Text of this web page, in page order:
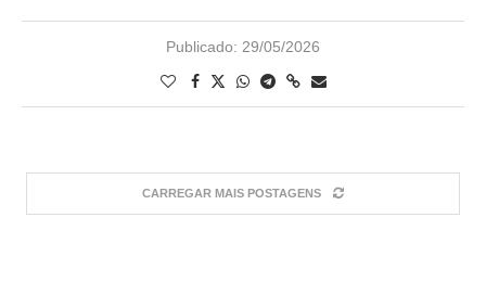
Publicado: 29/05/2026
CARREGAR MAIS POSTAGENS